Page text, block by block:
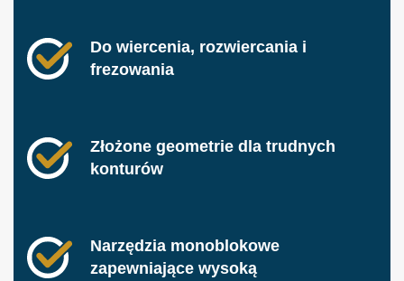
Do wiercenia, rozwiercania i
frezowania
Złożone geometrie dla trudnych
konturów
Narzędzia monoblokowe
zapewniające wysoką